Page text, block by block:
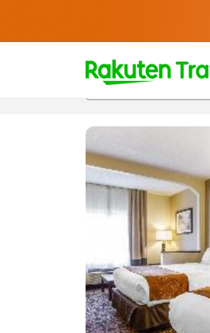
t
p
a
g
e
_
e
h
개요객실 & 숙박 상품이